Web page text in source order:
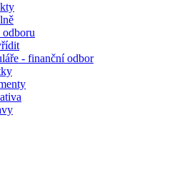
- finanční odbor